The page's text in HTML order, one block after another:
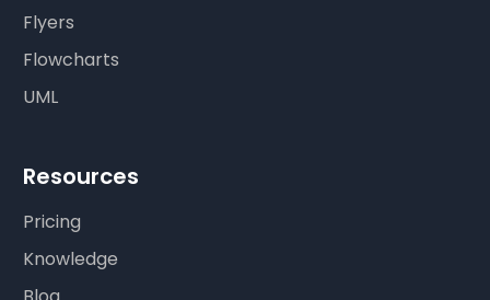
Flyers
Flowcharts
UML
Resources
Pricing
Knowledge